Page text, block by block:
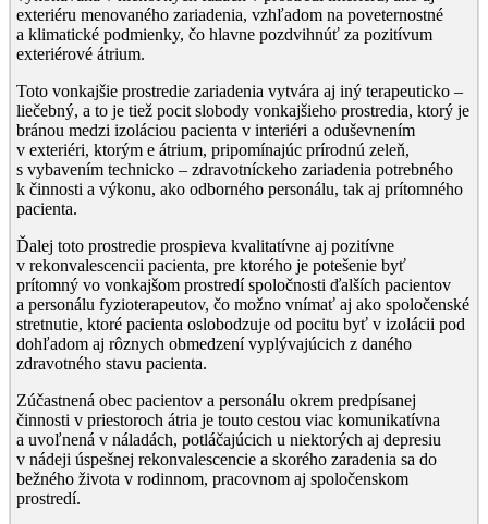
exteriéru menovaného zariadenia, vzhľadom na poveternostné
a klimatické podmienky, čo hlavne pozdvihnúť za pozitívum
exteriérové átrium.
Toto vonkajšie prostredie zariadenia vytvára aj iný terapeuticko –
liečebný, a to je tiež pocit slobody vonkajšieho prostredia, ktorý je
bránou medzi izoláciou pacienta v interiéri a oduševnením
v exteriéri, ktorým e átrium, pripomínajúc prírodnú zeleň,
s vybavením technicko – zdravotníckeho zariadenia potrebného
k činnosti a výkonu, ako odborného personálu, tak aj prítomného
pacienta.
Ďalej toto prostredie prospieva kvalitatívne aj pozitívne
v rekonvalescencii pacienta, pre ktorého je potešenie byť
prítomný vo vonkajšom prostredí spoločnosti ďalších pacientov
a personálu fyzioterapeutov, čo možno vnímať aj ako spoločenské
stretnutie, ktoré pacienta oslobodzuje od pocitu byť v izolácii pod
dohľadom aj rôznych obmedzení vyplývajúcich z daného
zdravotného stavu pacienta.
Zúčastnená obec pacientov a personálu okrem predpísanej
činnosti v priestoroch átria je touto cestou viac komunikatívna
a uvoľnená v náladách, potláčajúcich u niektorých aj depresiu
v nádeji úspešnej rekonvalescencie a skorého zaradenia sa do
bežného života v rodinnom, pracovnom aj spoločenskom
prostredí.